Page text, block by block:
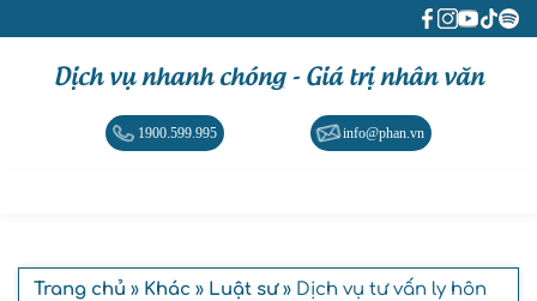
Dịch vụ nhanh chóng - Giá trị nhân văn
1900.599.995 info@phan.vn
Trang chủ » Khác » Luật sư» Dịch vụ tư vấn ly hôn